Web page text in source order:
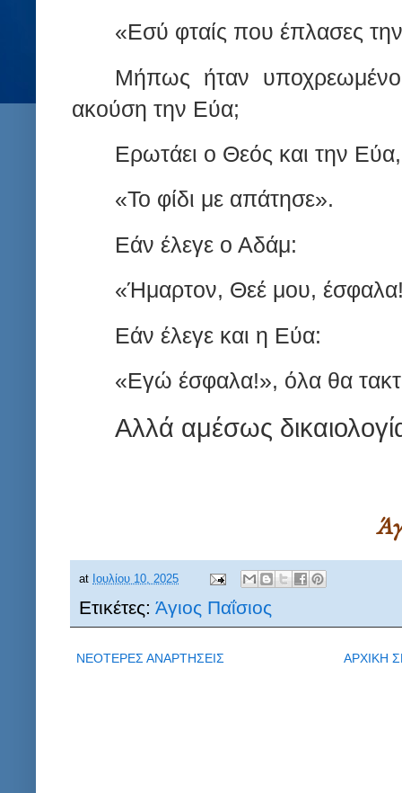
«Εσύ φταίς που έπλασες
Μήπως ήταν
ακούση την Εύα;
Ερωτάει ο Θεός και την Εύα,
«Το φίδι με απάτησε».
Εάν έλεγε ο Αδάμ:
«Ήμαρτον, Θεέ μου,
Εάν έλεγε και η Εύα:
«Εγώ έσφαλα!», όλα θα
Αλλά αμέσως
at Ιουλίου 10, 2025
Ετικέτες: Άγιος Παΐσιος
ΝΕΟΤΕΡΕΣ ΑΝΑΡΤΗΣΕΙΣ ΑΡΧΙΚΗ